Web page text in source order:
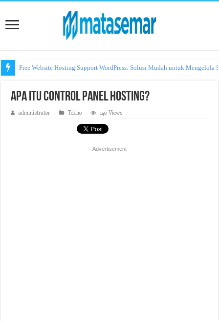
Free Website Hosting Support WordPress: Solusi Mudah untuk Mengelola
Apa Itu Control Panel Hosting?
administrator Tekno 140 Views
Advertisement